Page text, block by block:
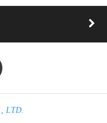
LTD.